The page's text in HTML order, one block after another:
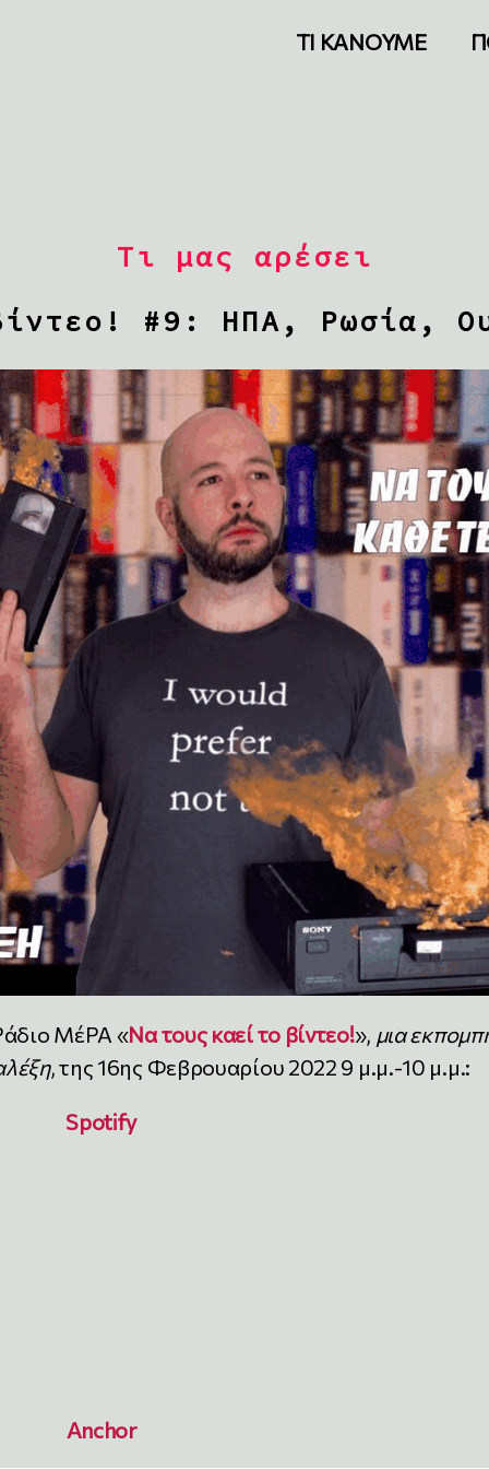
ΤΙ ΚΑΝΟΥΜΕ
Τι μας αρέσει
#9: ΗΠΑ, Ρωσία,
ΜέΡΑ «Να τους καεί το βίντεο!», μια
, της 16ης Φεβρουαρίου 2022 9 μ.μ.-10 μ.μ.:
Spotify
Anchor